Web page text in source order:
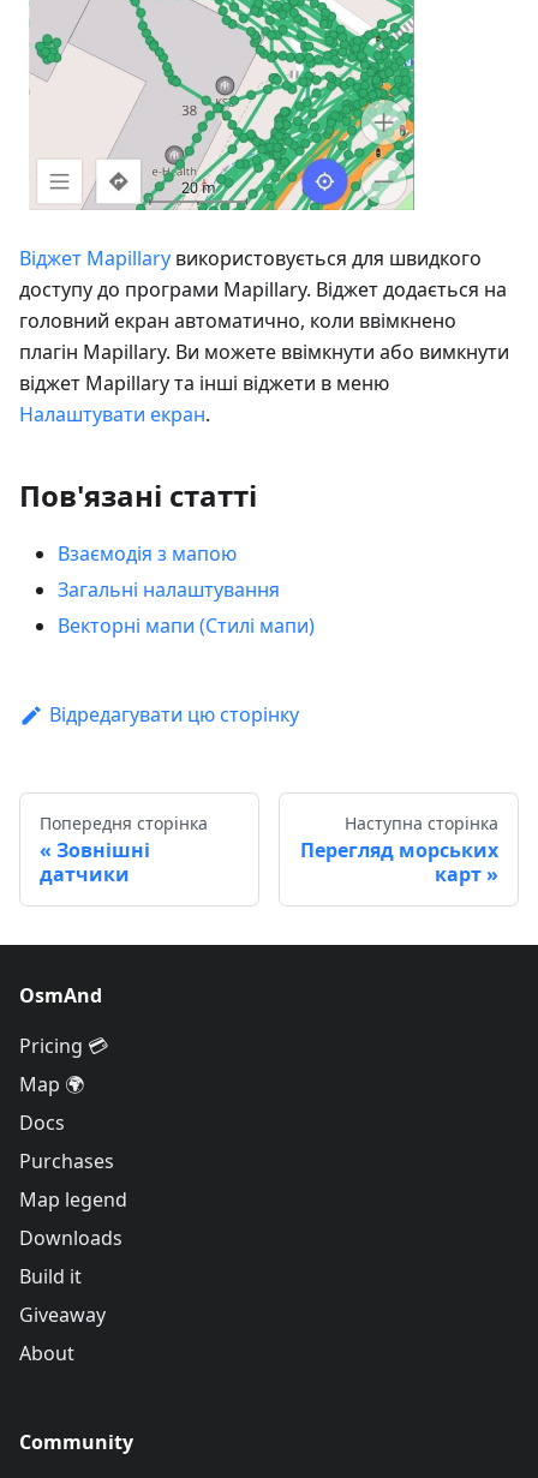
Віджет Mapillary використовується для швидкого
доступу до програми Mapillary. Віджет додається на
головний екран автоматично, коли ввімкнено
плагін Mapillary. Ви можете ввімкнути або вимкнути
віджет Mapillary та інші віджети в меню
Налаштувати екран.
Пов'язані статті
Взаємодія з мапою
Загальні налаштування
Векторні мапи (Стилі мапи)
Відредагувати цю сторінку
Попередня сторінка
Зовнішні
датчики
Наступна сторінка
Перегляд морських
карт
OsmAnd
Pricing 💳
Map 🌍
Docs
Purchases
Map legend
Downloads
Build it
Giveaway
About
Community